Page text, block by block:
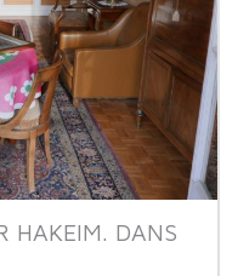
HAKEIM. DANS